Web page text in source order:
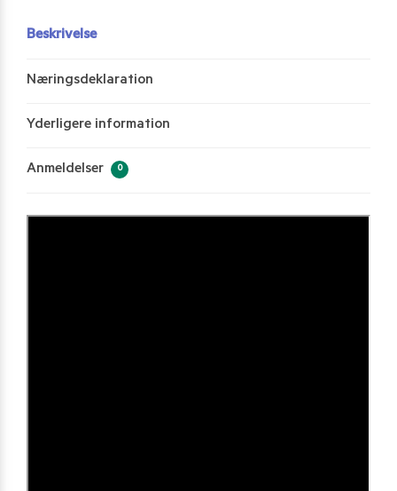
Beskrivelse
Næringsdeklaration
Yderligere information
Anmeldelser 0